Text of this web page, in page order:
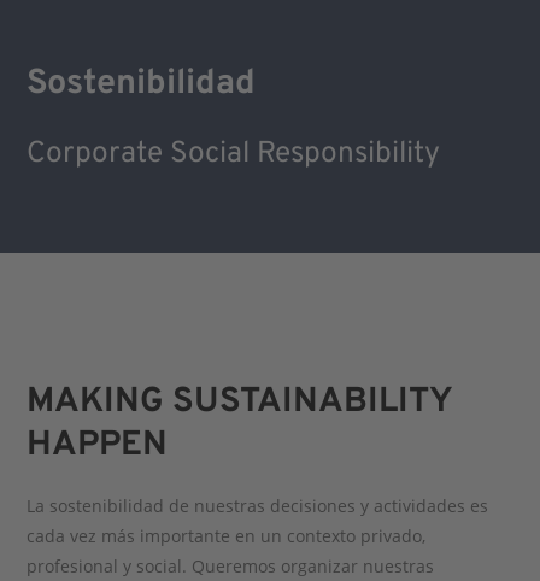
Sostenibilidad
Corporate Social Responsibility
MAKING SUSTAINABILITY
HAPPEN
La sostenibilidad de nuestras decisiones y actividades es
cada vez más importante en un contexto privado,
profesional y social. Queremos organizar nuestras